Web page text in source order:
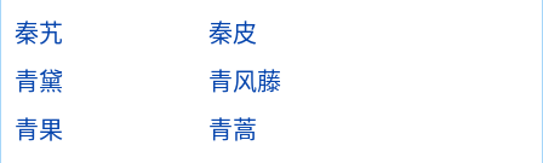
秦艽
秦皮
青黛
青风藤
青果
青蒿